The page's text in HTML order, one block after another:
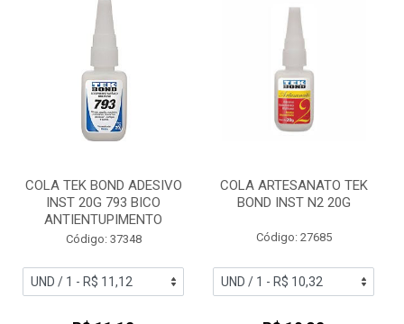
COLA TEK BOND ADESIVO
INST 20G 793 BICO
ANTIENTUPIMENTO
Código: 37348
COLA ARTESANATO TEK
BOND INST N2 20G
Código: 27685